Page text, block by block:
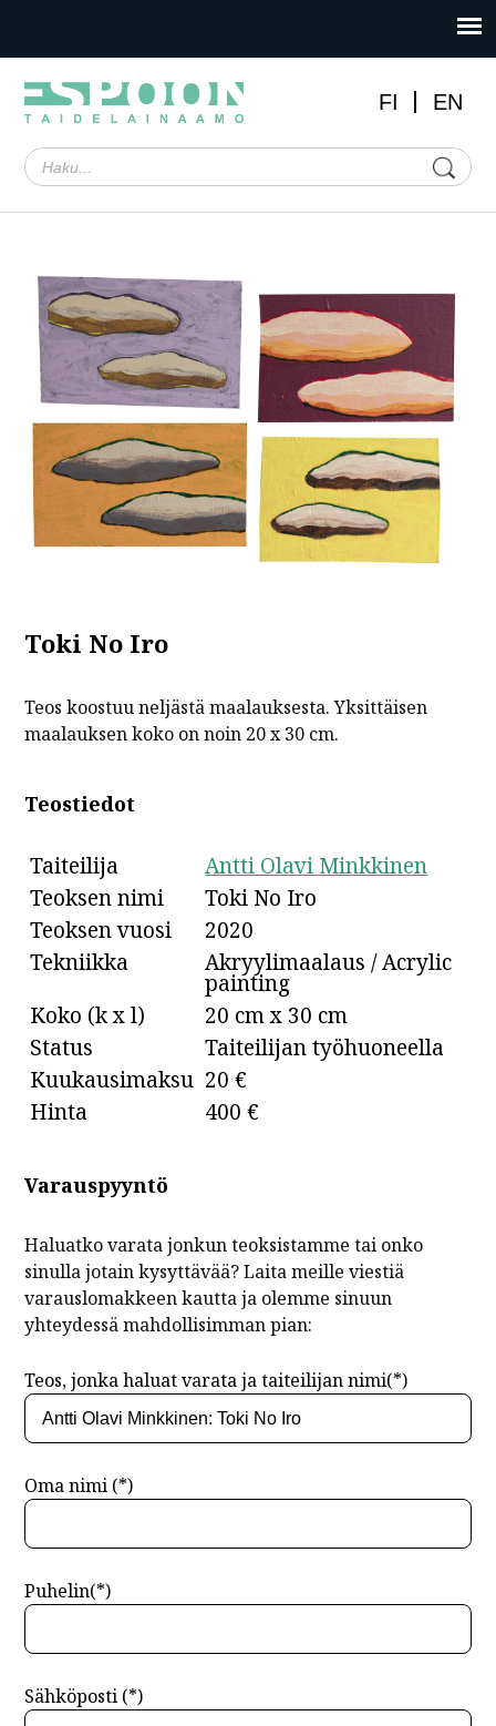
FI EN
Toki No Iro
Teos koostuu neljästä maalauksesta. Yksittäisen
maalauksen koko on noin 20 x 30 cm.
Teostiedot
Taiteilija
Antti Olavi Minkkinen
Teoksen nimi
Toki No Iro
Teoksen vuosi
2020
Tekniikka
Akryylimaalaus / Acrylic
painting
Koko (k x l)
20 cm x 30 cm
Status
Taiteilijan työhuoneella
Kuukausimaksu 20 €
Hinta
400 €
Varauspyyntö
Haluatko varata jonkun teoksistamme tai onko
sinulla jotain kysyttävää? Laita meille viestiä
varauslomakkeen kautta ja olemme sinuun
yhteydessä mahdollisimman pian:
Teos, jonka haluat varata ja taiteilijan nimi(*)
Oma nimi (*)
Puhelin(*)
Sähköposti (*)